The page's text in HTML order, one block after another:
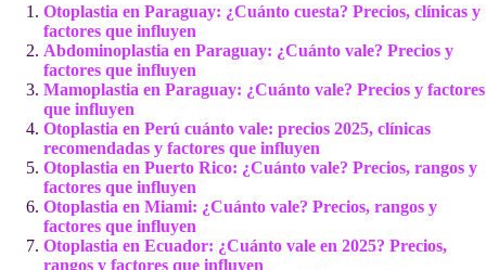
Otoplastia en Paraguay: ¿Cuánto cuesta? Precios, clínicas y
factores que influyen
Abdominoplastia en Paraguay: ¿Cuánto vale? Precios y
factores que influyen
Mamoplastia en Paraguay: ¿Cuánto vale? Precios y factores
que influyen
Otoplastia en Perú cuánto vale: precios 2025, clínicas
recomendadas y factores que influyen
Otoplastia en Puerto Rico: ¿Cuánto vale? Precios, rangos y
factores que influyen
Otoplastia en Miami: ¿Cuánto vale? Precios, rangos y
factores que influyen
Otoplastia en Ecuador: ¿Cuánto vale en 2025? Precios,
rangos y factores que influyen